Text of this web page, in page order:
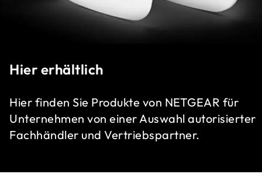
Hier erhältlich
Hier finden Sie Produkte von NETGEAR für
Unternehmen von einer Auswahl autorisierter
Fachhändler und Vertriebspartner.